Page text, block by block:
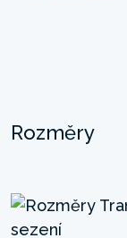
Rozměry